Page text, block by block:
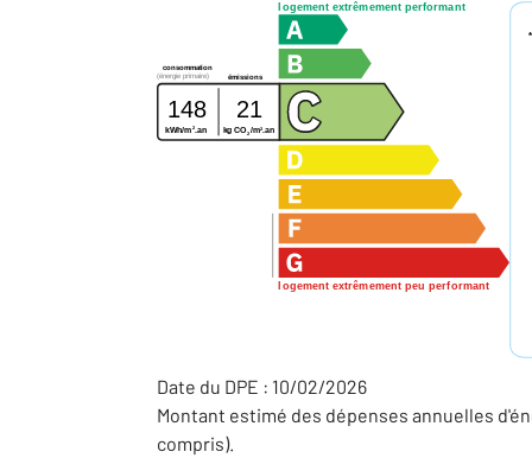
logement extrêmement performant
logement extrêmement peu performant
consommation
émissions
(énergie primaire)
148 21
kWh/m 2 .an kg CO2/m2 .an
*
Date du DPE : 10/02/2026
Montant estimé des dépenses annuelles
compris).